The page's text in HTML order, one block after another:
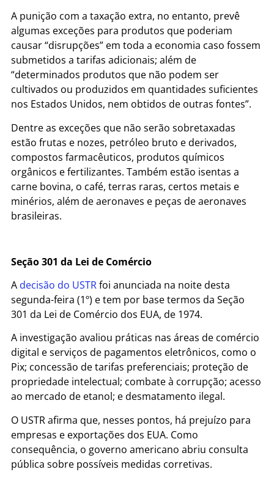
A punição com a taxação extra, no entanto, prevê
algumas exceções para produtos que poderiam
causar “disrupções” em toda a economia caso fossem
submetidos a tarifas adicionais; além de
“determinados produtos que não podem ser
cultivados ou produzidos em quantidades suficientes
nos Estados Unidos, nem obtidos de outras fontes”.
Dentre as exceções que não serão sobretaxadas
estão frutas e nozes, petróleo bruto e derivados,
compostos farmacêuticos, produtos químicos
orgânicos e fertilizantes. Também estão isentas a
carne bovina, o café, terras raras, certos metais e
minérios, além de aeronaves e peças de aeronaves
brasileiras.
Seção 301 da Lei de Comércio
A decisão do USTRfoi anunciada na noite desta
segunda-feira (1º) e tem por base termos da Seção
301 da Lei de Comércio dos EUA, de 1974.
A investigação avaliou práticas nas áreas de comércio
digital e serviços de pagamentos eletrônicos, como o
Pix; concessão de tarifas preferenciais; proteção de
propriedade intelectual; combate à corrupção; acesso
ao mercado de etanol; e desmatamento ilegal.
O USTR afirma que, nesses pontos, há prejuízo para
empresas e exportações dos EUA. Como
consequência, o governo americano abriu consulta
pública sobre possíveis medidas corretivas.